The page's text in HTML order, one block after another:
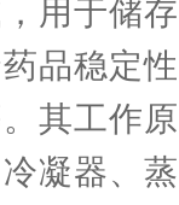
用于储
品稳定
其工作
凝器、